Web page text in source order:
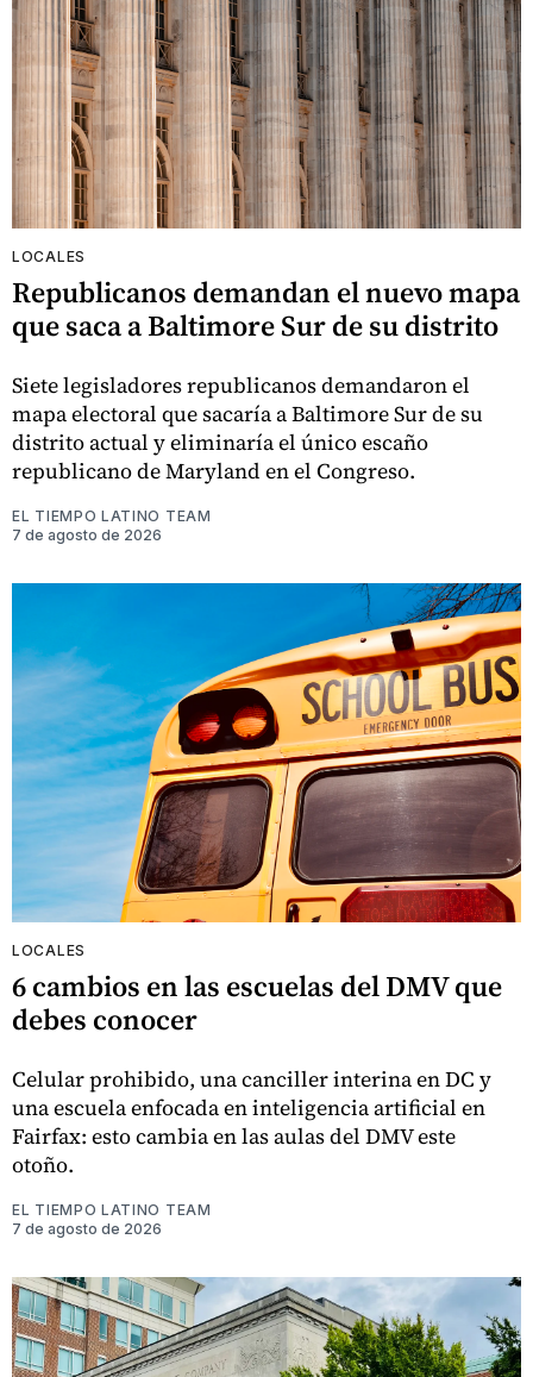
LOCALES
Republicanos demandan el nuevo mapa
que saca a Baltimore Sur de su distrito
Siete legisladores republicanos demandaron el
mapa electoral que sacaría a Baltimore Sur de su
distrito actual y eliminaría el único escaño
republicano de Maryland en el Congreso.
EL TIEMPO LATINO TEAM
7 de agosto de 2026
LOCALES
6 cambios en las escuelas del DMV que
debes conocer
Celular prohibido, una canciller interina en DC y
una escuela enfocada en inteligencia artificial en
Fairfax: esto cambia en las aulas del DMV este
otoño.
EL TIEMPO LATINO TEAM
7 de agosto de 2026